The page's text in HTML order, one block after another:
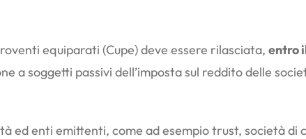
equiparati (Cupe) deve essere rilasciata, entro
a soggetti passivi dell’imposta sul reddito delle
ed enti emittenti, come ad esempio trust, società